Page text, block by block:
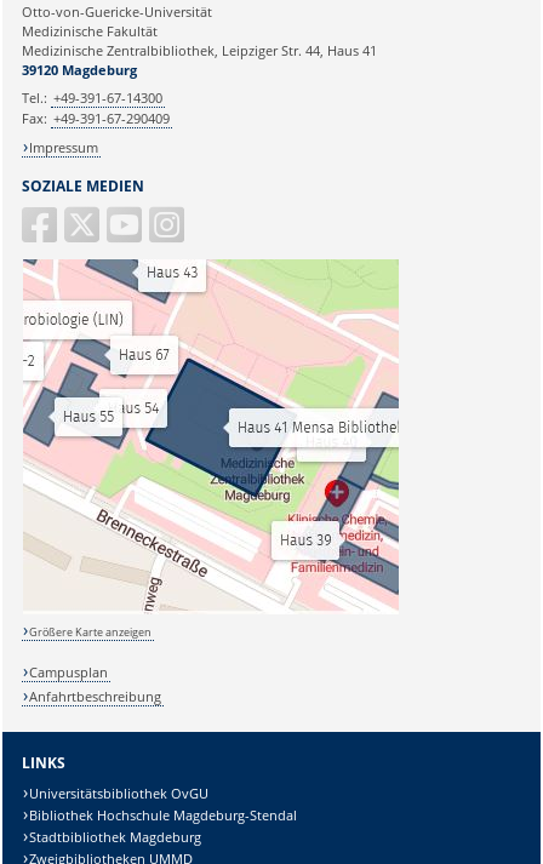
SOZIALE MEDIEN
Otto-von-Guericke-Universität
Medizinische Fakultät
Medizinische Zentralbibliothek, Leipziger Str. 44, Haus 41
39120 Magdeburg
Tel.: +49-391-67-14300
Fax: +49-391-67-290409
Impressum
Größere Karte anzeigen
Campusplan
Anfahrtbeschreibung
LINKS
Universitätsbibliothek OvGU
Bibliothek Hochschule Magdeburg-Stendal
Stadtbibliothek Magdeburg
Zweigbibliotheken UMMD